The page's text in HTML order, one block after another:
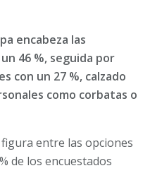
encabeza las
46 %, seguida por
con un 27 %, calzado
como corbatas o
entre las opciones
de los encuestados